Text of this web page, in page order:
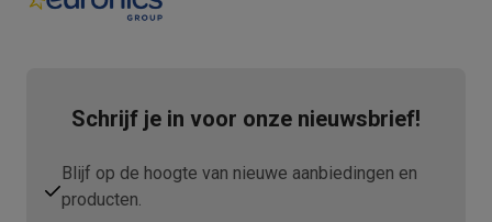
Schrijf je in voor onze nieuwsbrief!
Blijf op de hoogte van nieuwe aanbiedingen en
producten.